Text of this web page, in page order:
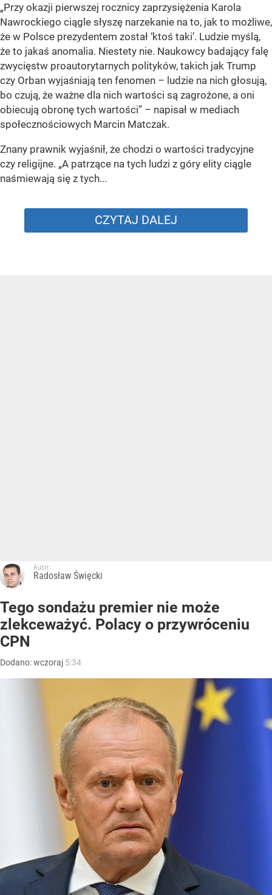
„Przy okazji pierwszej rocznicy zaprzysiężenia Karola
Nawrockiego ciągle słyszę narzekanie na to, jak to możliwe,
że w Polsce prezydentem został ‘ktoś taki’. Ludzie myślą,
że to jakaś anomalia. Niestety nie. Naukowcy badający falę
zwycięstw proautorytarnych polityków, takich jak Trump
czy Orban wyjaśniają ten fenomen – ludzie na nich głosują,
bo czują, że ważne dla nich wartości są zagrożone, a oni
obiecują obronę tych wartości” – napisał w mediach
społecznościowych Marcin Matczak.
Znany prawnik wyjaśnił, że chodzi o wartości tradycyjne
czy religijne. „A patrzące na tych ludzi z góry elity ciągle
naśmiewają się z tych...
CZYTAJ DALEJ
Autor:
Radosław Święcki
Tego sondażu premier nie może
zlekceważyć. Polacy o przywróceniu
CPN
Dodano:wczoraj 5:34